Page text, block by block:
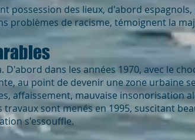
possession des lieux, d'abord
problèmes de racisme, témoignent la
D'abord dans les années 1970, avec le
au point de devenir une zone urbaine
affaissement, mauvaise insonorisation
travaux sont menés en 1995, suscitant
s'essouffle.